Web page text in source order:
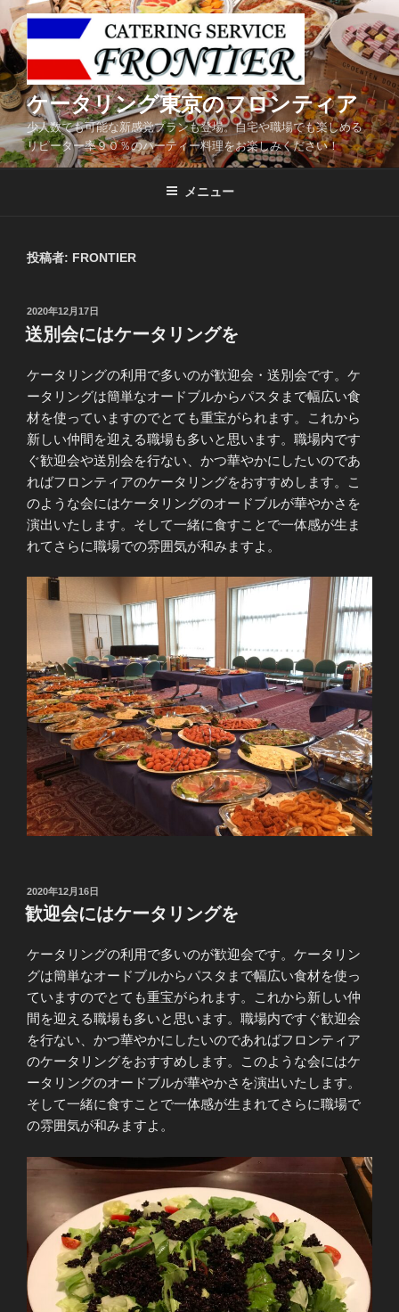
コ
ン
テ
ン
ツ
へ
キ
ケータリング東京のフロンティア
少人数でも可能な新感覚プランも登場。自宅や職場でも楽しめる
リピーター率９０％のパーティー料理をお楽しみください！
メニュー
投稿者: FRONTIER
投
稿
日:
2020年12月17日
送別会にはケータリングを
ケータリングの利用で多いのが歓迎会・送別会です。ケ
ータリングは簡単なオードブルからパスタまで幅広い食
材を使っていますのでとても重宝がられます。これから
新しい仲間を迎える職場も多いと思います。職場内です
ぐ歓迎会や送別会を行ない、かつ華やかにしたいのであ
ればフロンティアのケータリングをおすすめします。こ
のような会にはケータリングのオードブルが華やかさを
演出いたします。そして一緒に食すことで一体感が生ま
れてさらに職場での雰囲気が和みますよ。
投
稿
日:
2020年12月16日
歓迎会にはケータリングを
ケータリングの利用で多いのが歓迎会です。ケータリン
グは簡単なオードブルからパスタまで幅広い食材を使っ
ていますのでとても重宝がられます。これから新しい仲
間を迎える職場も多いと思います。職場内ですぐ歓迎会
を行ない、かつ華やかにしたいのであればフロンティア
のケータリングをおすすめします。このような会にはケ
ータリングのオードブルが華やかさを演出いたします。
そして一緒に食すことで一体感が生まれてさらに職場で
の雰囲気が和みますよ。